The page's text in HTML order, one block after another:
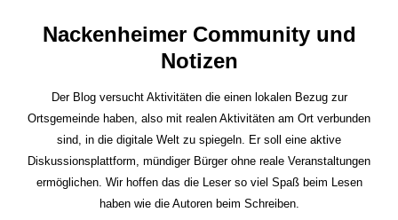
Nackenheimer Community und
Notizen
Der Blog versucht Aktivitäten die einen lokalen Bezug zur
Ortsgemeinde haben, also mit realen Aktivitäten am Ort verbunden
sind, in die digitale Welt zu spiegeln. Er soll eine aktive
Diskussionsplattform, mündiger Bürger ohne reale Veranstaltungen
ermöglichen. Wir hoffen das die Leser so viel Spaß beim Lesen
haben wie die Autoren beim Schreiben.